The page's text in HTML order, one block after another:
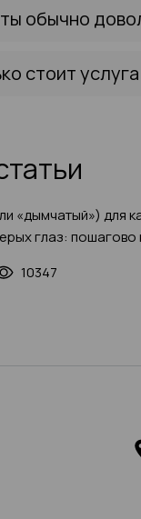
обычно
стоит
«дымчатый») для
глаз: пошагово
10347